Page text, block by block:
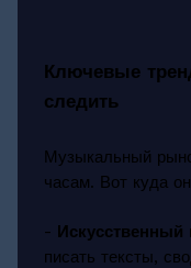
Ключевые
следить
Музыкальный
часам. Вот куда
- Искусственный
писать тексты,